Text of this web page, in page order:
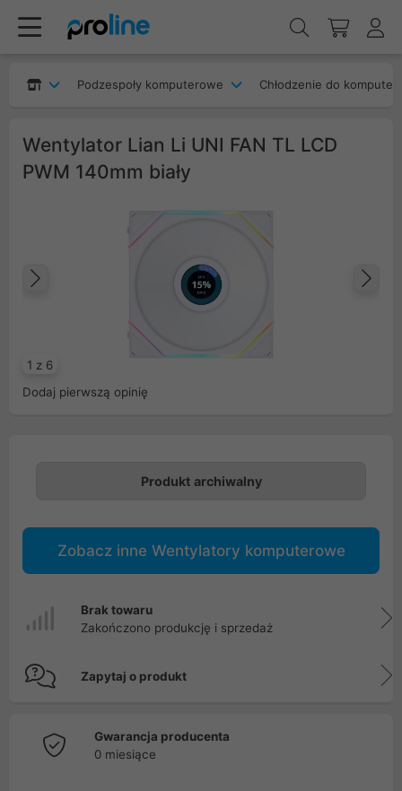
Podzespoły komputerowe Chłodzenie do
Wentylator Lian Li UNI FAN TL LCD
PWM 140mm biały
1 z 6
Dodaj pierwszą opinię
Produkt archiwalny
Zobacz inne Wentylatory komputerowe
Brak towaru
Zakończono produkcję i sprzedaż
Zapytaj o produkt
Gwarancja producenta
0 miesiące